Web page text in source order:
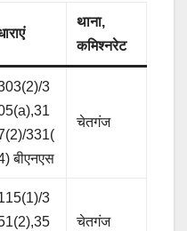
थाना,
कमिश्नरेट
3
331(
बीएनएस
चेतगंज
3
चेतगंज